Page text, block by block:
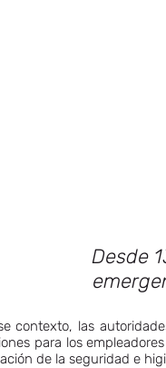
Desde
contexto, las
para los
de la seguridad e